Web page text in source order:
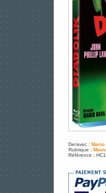
De/avec : Mario
Rubrique :
Référence :